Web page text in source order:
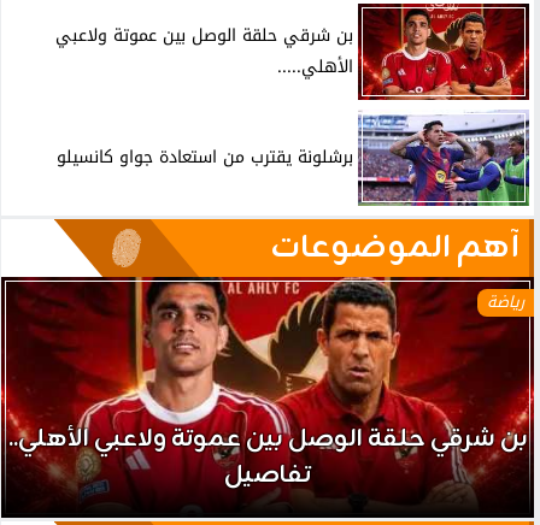
بن شرقي حلقة الوصل بين عموتة ولاعبي
الأهلي.....
برشلونة يقترب من استعادة جواو كانسيلو
آهم الموضوعات
رياضة
بن شرقي حلقة الوصل بين عموتة ولاعبي الأهلي..
تفاصيل